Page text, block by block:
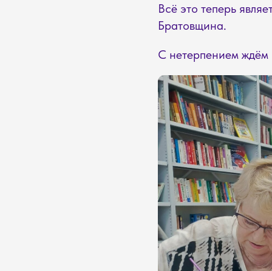
Всё это теперь
Братовщина.
С нетерпением ждём